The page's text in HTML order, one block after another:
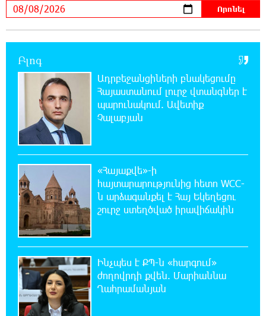
գերազանցել է թույլատրելի սահմանը
Իրանը պատրաստ է բացել Հորմուզի
նեղուցը, եթե ԱՄՆ-ն ընդունի
հանրապետության պայմանները
18:21:30 8-08-2026
Երևանում անցկացվել է հաշմանդամություն
փառատոն
18:02:58 8-08-2026
Դմիտրի Մեդվեդև. Արևմուտքի
քաղաքականությունը Հայաստանի
17:36:59 8-08-2026
Ադրբեջանցիների բնակեցումը
Հայաստանում լուրջ վտանգներ է
պարունակում. Ավետիք Չալաբյան
Բլոգ
Ադրբեջանցիների բնակեցումը
Հայաստանում լուրջ վտանգներ է
պարունակում. Ավետիք
Չալաբյան
«Հայաքվե»-ի
հայտարարությունից հետո WCC-
ն արձագանքել է Հայ Եկեղեցու
շուրջ ստեղծված իրավիճակին
Ինչպես է ՔՊ-ն «հարգում»
ժողովրդի քվեն. Մարիաննա
Ղահրամանյան